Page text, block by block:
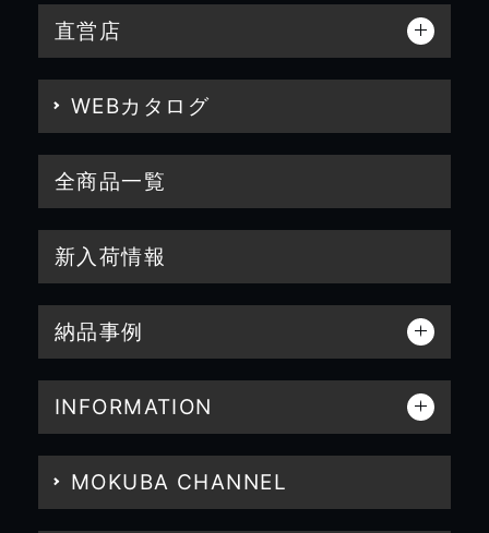
直営店
WEBカタログ
全商品一覧
新入荷情報
納品事例
INFORMATION
MOKUBA CHANNEL